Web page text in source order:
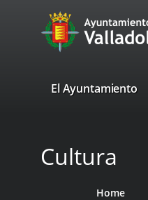
Portal
Web
Ayuntamiento
Valladolid
valladolid.es
El Ayuntamiento
Cultura
Home